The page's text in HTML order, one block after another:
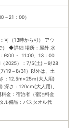
～21：00）
可（13時から可） アウ
） ◆詳細 場所：屋外 水
9:00 ～ 11:00、13：00
（2025）：7/5(土)～9/28
19～8/31）以外は、土
：12.5m×25ｍ(大人用)
深さ：120cm(大人用)、
金：宿泊者（宿泊料金
ル備品：バスタオル代